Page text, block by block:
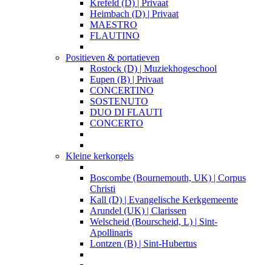
Krefeld (D) | Privaat
Heimbach (D) | Privaat
MAESTRO
FLAUTINO
Positieven & portatieven
Rostock (D) | Muziekhogeschool
Eupen (B) | Privaat
CONCERTINO
SOSTENUTO
DUO DI FLAUTI
CONCERTO
Kleine kerkorgels
Boscombe (Bournemouth, UK) | Corpus
Christi
Kall (D) | Evangelische Kerkgemeente
Arundel (UK) | Clarissen
Welscheid (Bourscheid, L) | Sint-
Apollinaris
Lontzen (B) | Sint-Hubertus